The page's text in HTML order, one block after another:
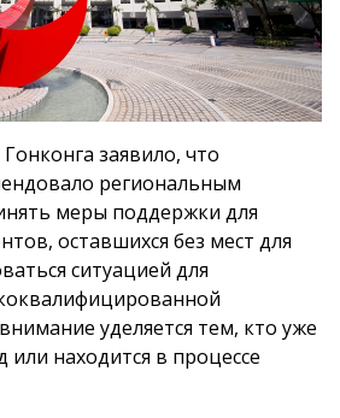
заявило, что
региональным
меры поддержки для
оставшихся без мест для
ситуацией для
уделяется тем, кто уже
или находится в процессе